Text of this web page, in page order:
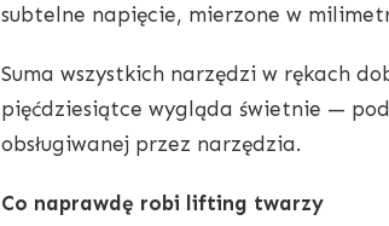
subtelne napięcie, mierzone w
Suma wszystkich narzędzi w rękach
pięćdziesiątce wygląda świetnie —
obsługiwanej przez narzędzia.
Co naprawdę robi lifting twarzy